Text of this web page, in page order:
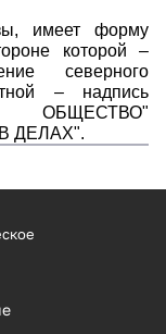
имеет форму
которой –
северного
– надпись
ОБЩЕСТВО"
ДЕЛАХ".